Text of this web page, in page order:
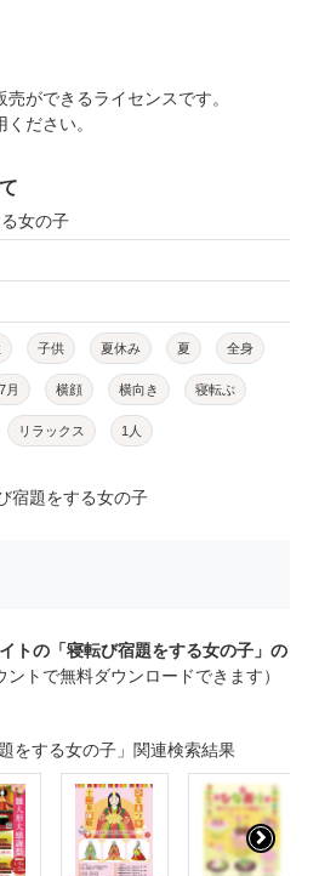
ができるライセンスです。
ださい。
女の子
子供 夏休み 夏 全身
7月 横顔 横向き 寝転ぶ
リラックス 1人
宿題をする女の子
トの「寝転び宿題をする女の子」の
ントで無料ダウンロードできます）
をする女の子」関連検索結果